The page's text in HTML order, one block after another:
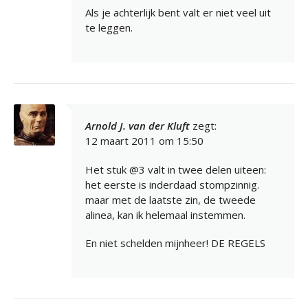
Als je achterlijk bent valt er niet veel uit
te leggen.
Arnold J. van der Kluft zegt:
12 maart 2011 om 15:50
Het stuk @3 valt in twee delen uiteen:
het eerste is inderdaad stompzinnig.
maar met de laatste zin, de tweede
alinea, kan ik helemaal instemmen.
En niet schelden mijnheer! DE REGELS